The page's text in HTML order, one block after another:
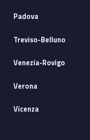
p
r
o
d
u
Padova
Treviso-Belluno
Venezia-Rovigo
Verona
Vicenza